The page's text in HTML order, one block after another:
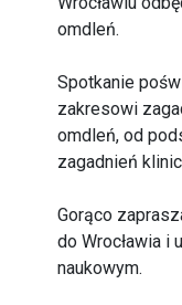
omdleń.
Spotkanie
zakresowi
omdleń, od
zagadnień
Gorąco
do Wrocławia i
naukowym.